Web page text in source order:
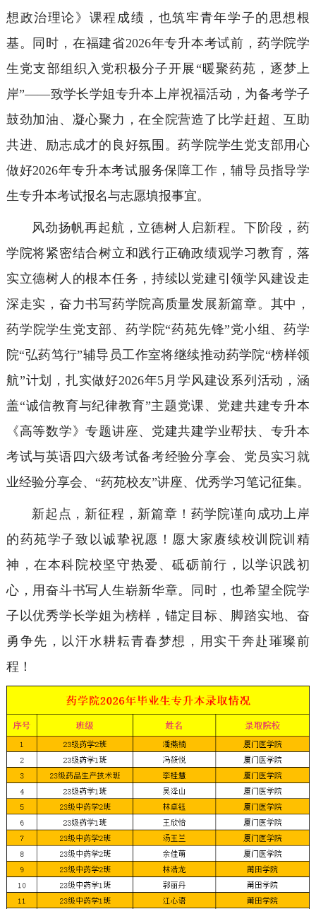
想政治理论》课程成绩，也筑牢青年学子的思想根
基。同时，在福建省2026年专升本考试前，药学院学
生党支部组织入党积极分子开展“暖聚药苑，逐梦上
岸”——致学长学姐专升本上岸祝福活动，为备考学子
鼓劲加油、凝心聚力，在全院营造了比学赶超、互助
共进、励志成才的良好氛围。药学院学生党支部用心
做好2026年专升本考试服务保障工作，辅导员指导学
生专升本考试报名与志愿填报事宜。
风劲扬帆再起航，立德树人启新程。下阶段，药
学院将紧密结合树立和践行正确政绩观学习教育，落
实立德树人的根本任务，持续以党建引领学风建设走
深走实，奋力书写药学院高质量发展新篇章。其中，
药学院学生党支部、药学院“药苑先锋”党小组、药学
院“弘药笃行”辅导员工作室将继续推动药学院“榜样领
航”计划，扎实做好2026年5月学风建设系列活动，涵
盖“诚信教育与纪律教育”主题党课、党建共建专升本
《高等数学》专题讲座、党建共建学业帮扶、专升本
考试与英语四六级考试备考经验分享会、党员实习就
业经验分享会、“药苑校友”讲座、优秀学习笔记征集。
新起点，新征程，新篇章！药学院谨向成功上岸
的药苑学子致以诚挚祝愿！愿大家赓续校训院训精
神，在本科院校坚守热爱、砥砺前行，以学识践初
心，用奋斗书写人生崭新华章。同时，也希望全院学
子以优秀学长学姐为榜样，锚定目标、脚踏实地、奋
勇争先，以汗水耕耘青春梦想，用实干奔赴璀璨前
程！